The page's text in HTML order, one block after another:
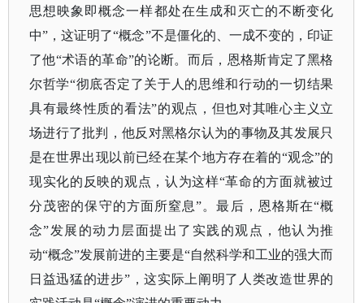
思想映象即概念一样都处在生成和灭亡的不断变化
中”，这证明了“概念”不是僵化的、一成不变的，印证
了他“术语的革命”的论断。而后，恩格斯肯定了黑格
尔哲学“彻底否定了关于人的思维和行动的一切结果
具有最终性质的看法”的观点，但也对其唯心主义立
场进行了批判，他反对黑格尔认为的事物及其发展只
是在世界出现以前已经在某个地方存在着的“观念”的
现实化的反映的观点，认为这样“革命的方面就被过
分茂密的保守的方面所窒息”。最后，恩格斯在“概
念”发展的动力层面提出了实践的观点，他认为推
动“概念”发展前进的主要是“自然科学和工业的强大而
日益迅猛的进步”，这实际上阐明了人类改造世界的